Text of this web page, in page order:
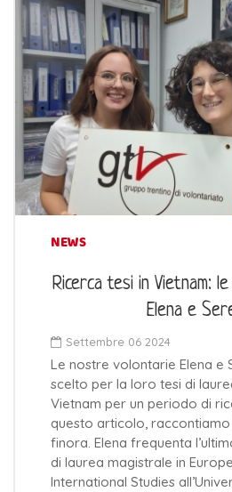
NEWS
Ricerca tesi in Vietnam:
Elena e
Settembre 06 2024
Le nostre volontarie Elena e
scelto per la loro tesi di
Vietnam per un periodo di
questo articolo,
finora. Elena frequenta
di laurea magistrale in
International Studies